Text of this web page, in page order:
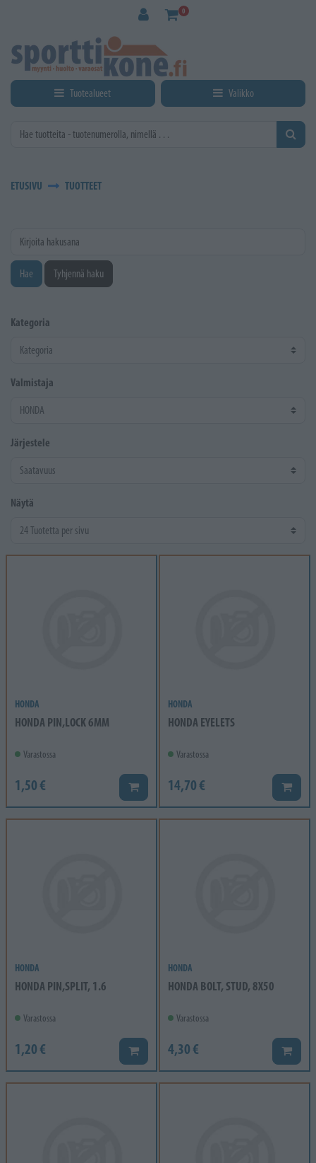
0
Tuotealueet Valikko
ETUSIVU TUOTTEET
Kirjoita hakusana
Hae Tyhjennä haku
Kategoria
Valmistaja
Järjestele
Näytä
HONDA
HONDA PIN,LOCK 6MM
Varastossa
1,50 € Lisää koriin
HONDA
HONDA EYELETS
Varastossa
14,70 € Lisää
HONDA
HONDA PIN,SPLIT, 1.6
Varastossa
1,20 € Lisää koriin
HONDA
HONDA BOLT, STUD, 8X50
Varastossa
4,30 € Lisää